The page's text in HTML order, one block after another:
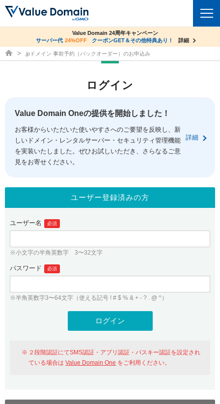
ドメイントップ
ドメイン移管
ドメイン価格一覧
ドメイン一括検索
.jpドメインオークション
gTLDオークション NEW!
.jpドメインバックオーダー
プレミアムドメイン
人気ドメインの種類
WHOIS検索
コアサーバー
バリューサーバー
XREA
セキュリティトップ
Value Domain ネットde診断
SSL証明書
サービストップ
お得意様割引
紹介制度
バリュードメインAPI
ドメイン・ホスティングOEM
facebook
ログイン
従来のバリュードメインをご利用希望の方
Value Domainにログイン
おすすめ One レンタルサーバーを含む最新の機能を使う方
ユーザー登録
co.jpドメイン✕コアサーバーV2ビジネス応援キャンペーン
サーバー料金1年間無料
詳細
Value Domain 24周年キャンペーン
サーバー代 24%OFF クーポンGET＆その他特典あり！ 詳細
ドメイン取得ならバリュードメイン
.jpドメイン 事前予約（バックオーダー）のお申込み
ログイン
Value Domain Oneの提供を開始しました！
お客様からいただいた使いやすさへのご要望を反映し、新
しいドメイン・レンタルサーバー・セキュリティ管理機能
を実装いたしました。ぜひお試しいただき、さらなるご意
見をお寄せください。
詳細
ユーザー登録済みの方
ユーザー名 必須
※小文字の半角英数字 3〜32文字
パスワード 必須
※半角英数字3〜64文字（使える記号 ! # $ % & + - ? . @ ^）
２段階認証にてSMS認証・アプリ認証・パスキー認証を設定され
ている場合はValue Domain One をご利用ください。